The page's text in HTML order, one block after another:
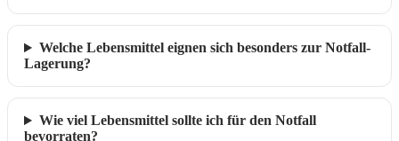
Welche Lebensmittel eignen sich besonders zur Notfall-
Lagerung?
Wie viel Lebensmittel sollte ich für den Notfall
bevorraten?